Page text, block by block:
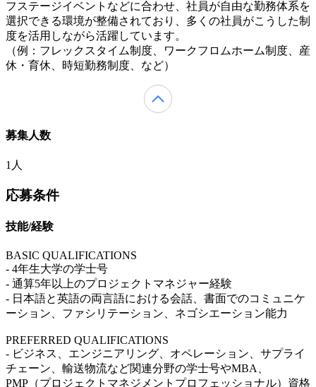
フステージイベントなどに合わせ、社員が自由な勤務体系を
選択できる環境が整備されており、多くの社員がこうした制
度を活用しながら活躍しています。
（例：フレックスタイム制度、ワークフロムホーム制度、産
休・育休、時短勤務制度、など）
募集人数
1人
応募条件
技能/経験
BASIC QUALIFICATIONS
- 4年生大学の学士号
- 通算5年以上のプロジェクトマネジャー経験
- 日本語と英語の両言語における会話、書面でのコミュニケ
ーション、ファシリテーション、ネゴシエーション能力
PREFERRED QUALIFICATIONS
- ビジネス、エンジニアリング、オペレーション、サプライ
チェーン、輸送物流など関連分野の学士号やMBA、
PMP（プロジェクトマネジメントプロフェッショナル）資格